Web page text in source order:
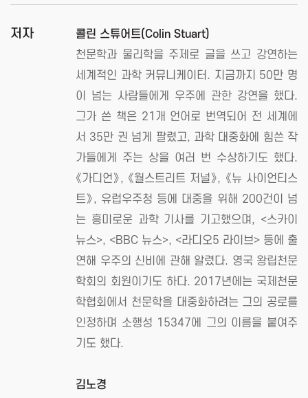
저자
콜린 스튜어트(Colin Stuart)
천문학과 물리학을 주제로 글을 쓰고 강연하는
세계적인 과학 커뮤니케이터. 지금까지 50만 명
이 넘는 사람들에게 우주에 관한 강연을 했다.
그가 쓴 책은 21개 언어로 번역되어 전 세계에
서 35만 권 넘게 팔렸고, 과학 대중화에 힘쓴 작
가들에게 주는 상을 여러 번 수상하기도 했다.
《가디언》, 《월스트리트 저널》, 《뉴 사이언티스
트》, 유럽우주청 등에 대중을 위해 200건이 넘
는 흥미로운 과학 기사를 기고했으며, <스카이
뉴스>, <BBC 뉴스>, <라디오5 라이브> 등에 출
연해 우주의 신비에 관해 알렸다. 영국 왕립천문
학회의 회원이기도 하다. 2017년에는 국제천문
학협회에서 천문학을 대중화하려는 그의 공로를
인정하며 소행성 15347에 그의 이름을 붙여주
기도 했다.
김노경